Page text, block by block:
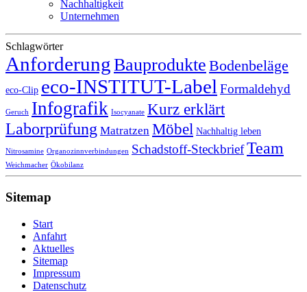
Nachhaltigkeit
Unternehmen
Schlagwörter
AnforderungBauprodukte Bodenbeläge
eco-Clip eco-INSTITUT-Label Formaldehyd
Geruch Infografik Isocyanate Kurz erklärt
Laborprüfung Matratzen Möbel Nachhaltig leben
Nitrosamine Organozinnverbindungen Schadstoff-SteckbriefTeam
Weichmacher Ökobilanz
Sitemap
Start
Anfahrt
Aktuelles
Sitemap
Impressum
Datenschutz